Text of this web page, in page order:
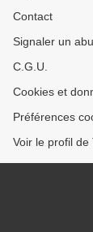
Contact
Signaler un
C.G.U.
Cookies et
Préférences
Voir le profil de